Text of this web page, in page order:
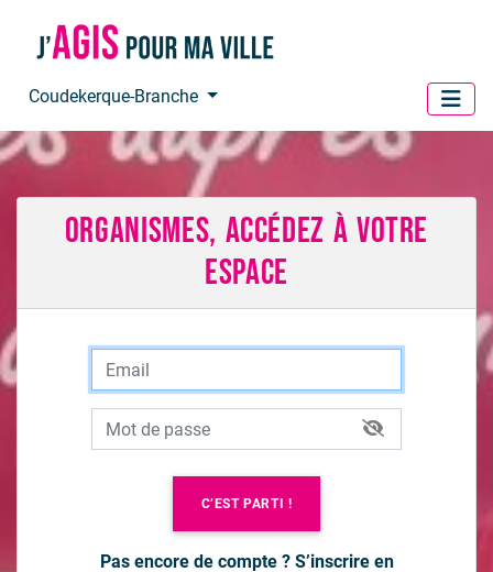
Coudekerque-Branche
Organismes, accédez à votre
espace
C’EST PARTI !
Pas encore de compte ? S’inscrire en